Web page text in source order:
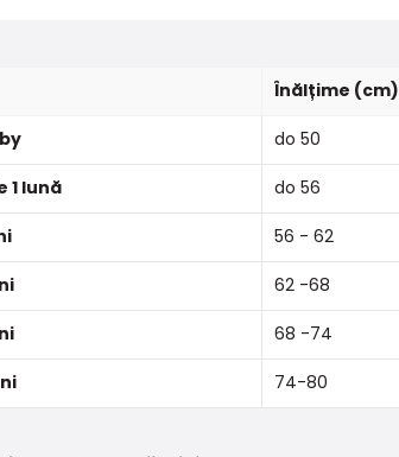
Înălțime (cm)
do 50
1 lună do 56
56 - 62
62 -68
68 -74
74-80